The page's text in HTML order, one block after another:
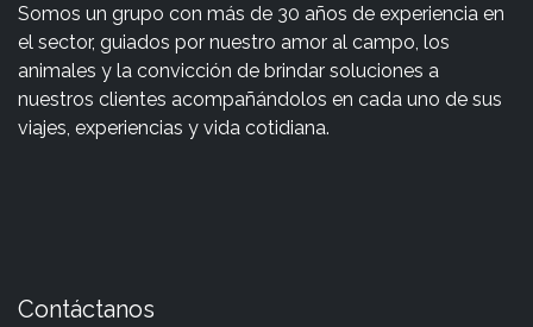
Somos un grupo con más de 30 años de experiencia en
el sector, guiados por nuestro amor al campo, los
animales y la convicción de brindar soluciones a
nuestros clientes acompañándolos en cada uno de sus
viajes, experiencias y vida cotidiana.
Contáctanos